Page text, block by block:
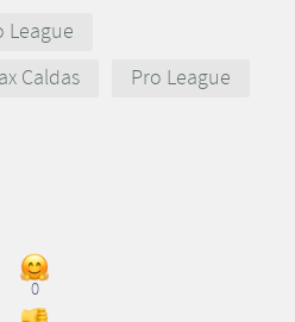
League
Caldas
Pro League
0